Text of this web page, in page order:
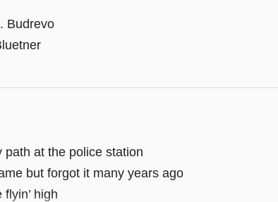
Budrevo
path at the police station
but forgot it many years ago
flyin’ high